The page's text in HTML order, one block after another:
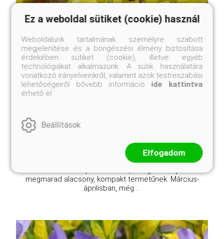
Weber's Favorit pompás aranyfa, aranyvessző
Forsythia x intermedia 'Weber's Favorit'
Eredeti ár
3 250 Ft
Online ár
2 950 Ft
A Forsythia x intermedia 'Weber's Favorit', magyar
nevén aranyvessző, egy igazi kuriózum az aranyfák
között. Míg a hagyományos aranyfák hatalmas
megmarad alacsony, kompakt termetűnek. Március-
áprilisban, még ...
Ez a weboldal sütiket (cookie) használ
Weboldalunk tartalmának személyre szabott
megjelenítése és a böngészési élmény biztosítása
érdekében sütiket (cookie), illetve egyéb
technológiákat alkalmazunk. A sütik használatára
vonatkozó irányelveinkről, valamint azok testreszabási
lehetőségeiről bővebb információ ide kattintva
érhető el.
Beállítások
Elfogadom